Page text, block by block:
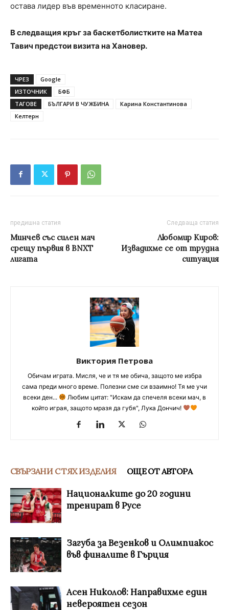
остава лидер във временното класиране.
В следващия кръг за баскетболистките на Матеа
Тавич предстои визита на Хановер.
ЧРЕЗ
Google
ИЗТОЧНИК
БФБ
ТАГОВЕ
БЪЛГАРИ В ЧУЖБИНА
Карина Константинова
Келтерн
предишна статия
Минчев със силен мач
срещу първия в BNXT
лигата
Следваща статия
Любомир Киров:
Извадихме се от трудна
ситуация
Виктория Петрова
Обичам играта. Мисля, че и тя ме обича, защото ме избра
сама преди много време. Полезни сме си взаимно! Тя ме учи
всеки ден...
Любим цитат: "Искам да спечеля всеки мач, в
който играя, защото мразя да губя", Лука Дончич!
СВЪРЗАНИ С ТЯХ ИЗДЕЛИЯ ОЩЕ ОТ АВТОРА
Националките до 20 години
тренират в Русе
Загуба за Везенков и Олимпиакос
във финалите в Гърция
Асен Николов: Направихме един
невероятен сезон